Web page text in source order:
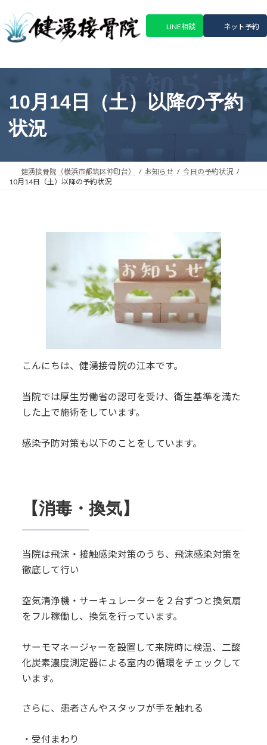
テ
プ
ゲ
動
LINE相談 ネット予約
10月14日（土）以降の予約
状況
健湧接骨院（横浜市都筑区仲町台） お知らせ
今日の予約状況
10月14日（土）以降の予約状況
こんにちは、健湧接骨院の江本です。
当院では厚生労働省の認可を受け、衛生基準を満た
した上で施術をしています。
感染予防対策も以下のことをしています。
【消毒・換気】
当院は飛沫・接触感染対策のうち、飛沫感染対策を
徹底して行い
空気清浄機・サーキュレーターを２台ずつと換気扇
をフル稼働し、換気を行っています。
サーモマネージャーを設置して来院時に検温、二酸
化炭素濃度測定器による室内の循環をチェックして
います。
さらに、患者さんやスタッフが手を触れる
・受付まわり